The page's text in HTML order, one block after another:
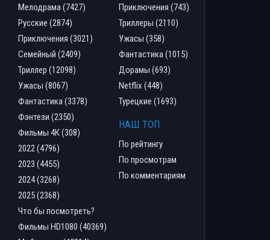
Мелодрама (7427)
Русские (2874)
Приключения (3021)
Семейный (2409)
Триллер (12098)
Ужасы (8067)
Фантастика (3378)
Фэнтези (2350)
Фильмы 4К (308)
2022 (4796)
2023 (4455)
2024 (3268)
2025 (2368)
Что бы посмотреть?
Фильмы HD1080 (40369)
Приключения (743)
Триллеры (2110)
Ужасы (358)
Фантастика (1015)
Дорамы (693)
Netflix (448)
Турецкие (1693)
НАШ ТОП
По рейтингу
По просмотрам
По комментариям